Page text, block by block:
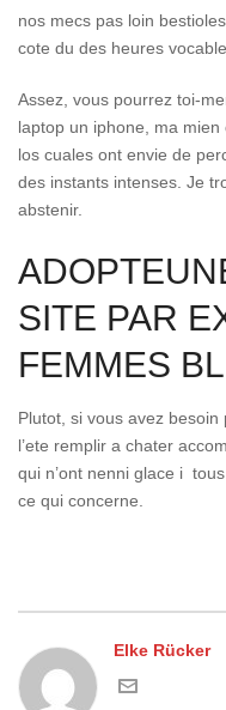
nos mecs pas loin
cote du des heures vocable.
Assez, vous pourrez toi-
laptop un iphone, ma
los cuales ont envie de
des instants intenses. Je
abstenir.
SITE PAR
FEMMES
Plutot, si vous avez
l’ete remplir a chater
qui n’ont nenni glace i
ce qui concerne.
Elke Rücker